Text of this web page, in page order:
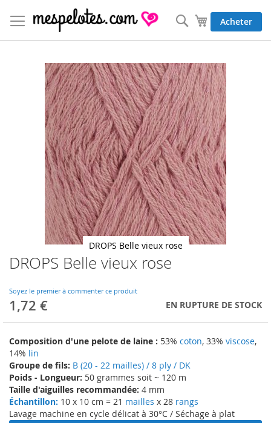
au
contenu
Mon panier
Acheter
Rechercher
DROPS Belle vieux rose
Soyez le premier à commenter ce produit
1,72 € EN RUPTURE DE STOCK
Composition d'une pelote de laine : 53% coton, 33% viscose,
14% lin
Groupe de fils: B (20 - 22 mailles) / 8 ply / DK
Poids - Longueur: 50 grammes soit ~ 120 m
Taille d'aiguilles recommandée: 4 mm
Échantillon: 10 x 10 cm = 21 mailles x 28 rangs
Lavage machine en cycle délicat à 30°C / Séchage à plat
DROPS Belle vieux rose
Skip
to
beginning
of
the
gallery